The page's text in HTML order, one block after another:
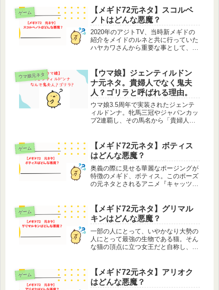
ゲーム
【メギド72元ネタ】スコルベ
ノトはどんな悪魔？
2020年のアジトTV、当時新メギドの
紹介をメイドのルネと共に行っていた
ハヤカワさんから重要な事として、
と直々に紹介され、ソロモン王たちを
驚かせた男の娘メギド、スコルベノ
ト...
ウマ娘元ネタ
【ウマ娘】ジェンティルドン
ナ元ネタ。貴婦人でなく鬼夫
人？ゴリラと呼ばれる理由。
ウマ娘3.5周年で実装されたジェンテ
ィルドンナ。牝馬三冠やジャパンカッ
プ2連覇し、その馬名から「貴婦人」
言葉が出てきて不思議に思いませんで
したか？そこでこの記事では、ジェ
ン...
ゲーム
【メギド72元ネタ】ボティス
はどんな悪魔？
奥義の際に見せる華麗なポージングが
特徴のメギド、ボティス。このポーズ
の元ネタとされるアニメ『キャッツア
ラスの「スター」で独占配信とのこと
なので、見たい方は要チェック。そ...
ゲーム
【メギド72元ネタ】グリマル
キンはどんな悪魔？
一部の人にとって、いやかなり大勢の
人にとって最強の生物である猫。そん
な猫の頂点に立つ女王だと自称し、
普段は猫として過ごしていながらもメ
インストーリーでの意外な活躍と、こ
れま...
ゲーム
【メギド72元ネタ】アリオク
はどんな悪魔？